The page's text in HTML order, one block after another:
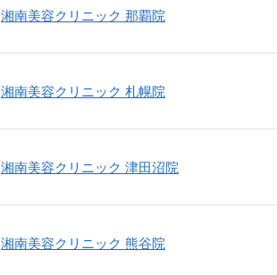
湘南美容クリニック 那覇院
湘南美容クリニック 札幌院
湘南美容クリニック 津田沼院
湘南美容クリニック 熊谷院